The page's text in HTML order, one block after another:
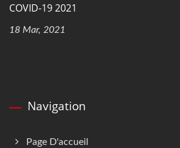
COVID-19 2021
18 Mar, 2021
Navigation
Page D'accueil